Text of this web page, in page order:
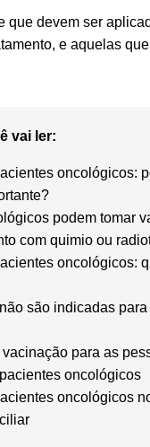
que devem ser
e aquelas
vai ler:
oncológicos:
podem tomar
com quimio ou
oncológicos:
são indicadas
vacinação para as
oncológicos
oncológicos